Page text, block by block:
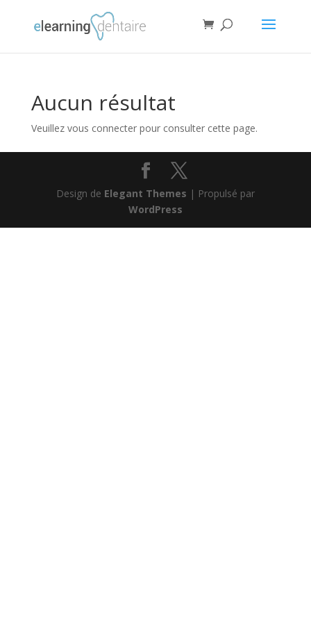
Aucun résultat
Veuillez vous connecter pour consulter cette page.
Design de Elegant Themes | Propulsé par
WordPress